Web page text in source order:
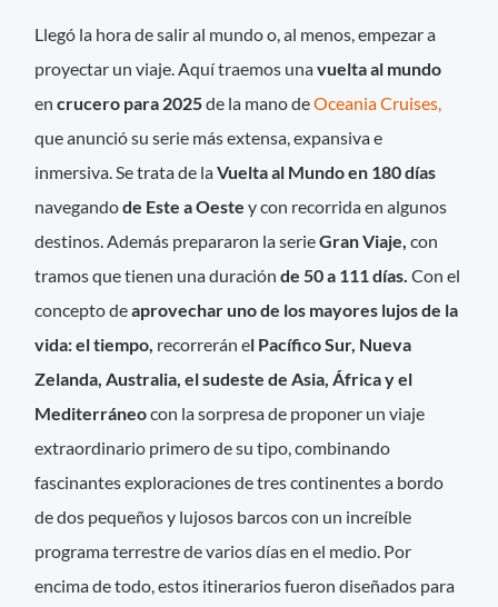
Llegó la hora de salir al mundo o, al menos, empezar a
proyectar un viaje. Aquí traemos unavuelta al mundo
en crucero para 2025de la mano deOceania Cruises,
que anunció su serie más extensa, expansiva e
inmersiva. Se trata de laVuelta al Mundo en 180 días
navegandode Este a Oeste y con recorrida en algunos
destinos. Además prepararon la serieGran Viaje, con
tramos que tienen una duraciónde 50 a 111 días.Con el
concepto deaprovechar uno de los mayores lujos de la
vida: el tiempo, recorrerán el Pacífico Sur, Nueva
Zelanda, Australia, el sudeste de Asia, África y el
Mediterráneocon la sorpresa de proponer un viaje
extraordinario primero de su tipo, combinando
fascinantes exploraciones de tres continentes a bordo
de dos pequeños y lujosos barcos con un increíble
programa terrestre de varios días en el medio. Por
encima de todo, estos itinerarios fueron diseñados para